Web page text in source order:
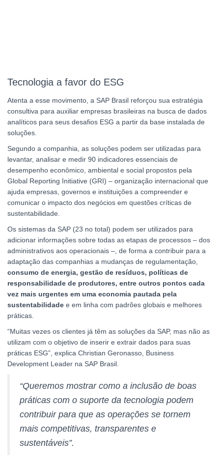
Tecnologia a favor do ESG
Atenta a esse movimento, a SAP Brasil reforçou sua estratégia
consultiva para auxiliar empresas brasileiras na busca de dados
analíticos para seus desafios ESG a partir da base instalada de
soluções.
Segundo a companhia, as soluções podem ser utilizadas para
levantar, analisar e medir 90 indicadores essenciais de
desempenho econômico, ambiental e social propostos pela
Global Reporting Initiative (GRI) – organização internacional que
ajuda empresas, governos e instituições a compreender e
comunicar o impacto dos negócios em questões críticas de
sustentabilidade.
Os sistemas da SAP (23 no total) podem ser utilizados para
adicionar informações sobre todas as etapas de processos – dos
administrativos aos operacionais –, de forma a contribuir para a
adaptação das companhias a mudanças de regulamentação,
consumo de energia, gestão de resíduos, políticas de
responsabilidade de produtores, entre outros pontos cada
vez mais urgentes em uma economia pautada pela
sustentabilidade e em linha com padrões globais e melhores
práticas.
“Muitas vezes os clientes já têm as soluções da SAP, mas não as
utilizam com o objetivo de inserir e extrair dados para suas
práticas ESG”, explica Christian Geronasso, Business
Development Leader na SAP Brasil.
“Queremos mostrar como a inclusão de boas
práticas com o suporte da tecnologia podem
contribuir para que as operações se tornem
mais competitivas, transparentes e
sustentáveis”.